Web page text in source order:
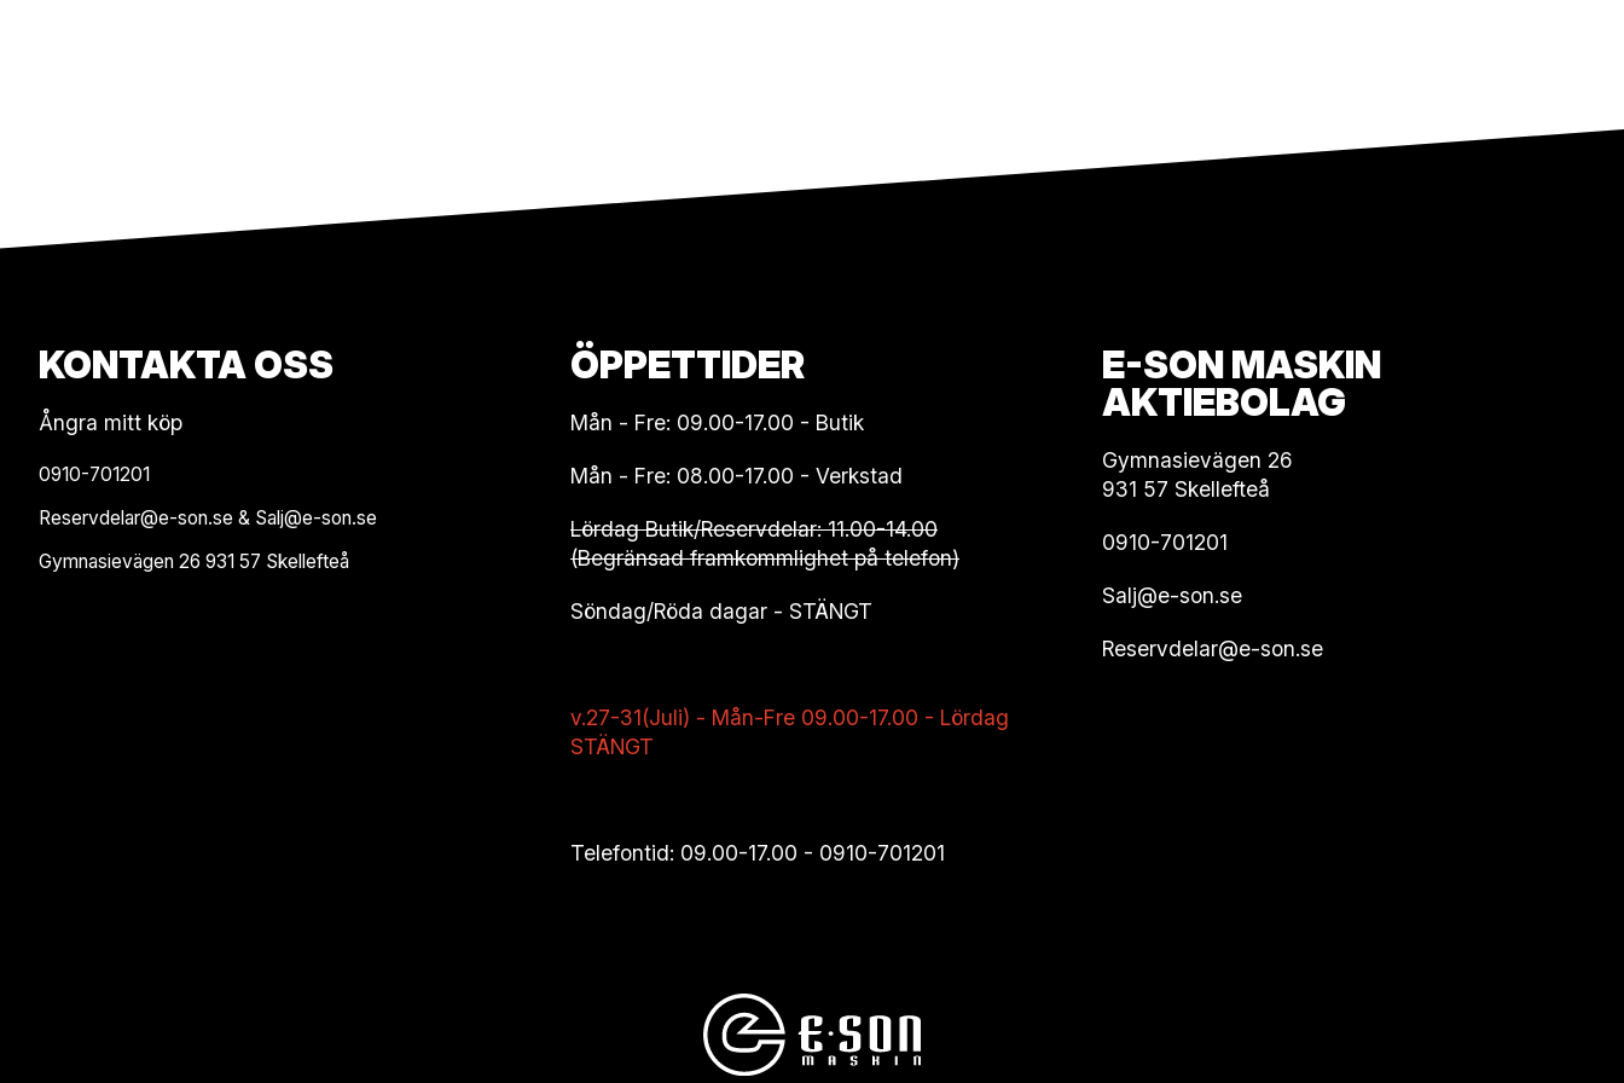
KONTAKTA OSS
Ångra mitt köp
0910-701201
Reservdelar@e-son.se & Salj@e-son.se
Gymnasievägen 26 931 57 Skellefteå
ÖPPETTIDER
Mån - Fre: 09.00-17.00 - Butik
Mån - Fre: 08.00-17.00 - Verkstad
Lördag Butik/Reservdelar: 11.00-14.00
(Begränsad framkommlighet på telefon)
Söndag/Röda dagar - STÄNGT
v.27-31(Juli) - Mån-Fre 09.00-17.00 - Lördag
STÄNGT
Telefontid: 09.00-17.00 - 0910-701201
E-SON MASKIN
AKTIEBOLAG
Gymnasievägen 26
931 57 Skellefteå
0910-701201
Salj@e-son.se
Reservdelar@e-son.se